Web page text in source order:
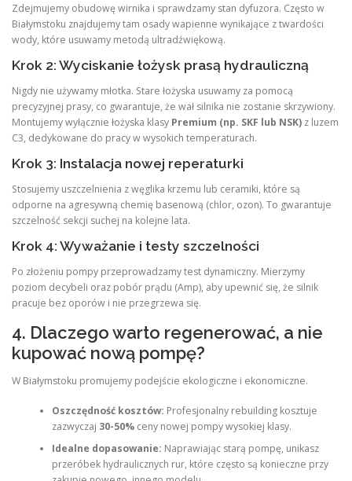
Zdejmujemy obudowę wirnika i sprawdzamy stan dyfuzora. Często w
Białymstoku znajdujemy tam osady wapienne wynikające z twardości
wody, które usuwamy metodą ultradźwiękową.
Krok 2: Wyciskanie łożysk prasą hydrauliczną
Nigdy nie używamy młotka. Stare łożyska usuwamy za pomocą
precyzyjnej prasy, co gwarantuje, że wał silnika nie zostanie skrzywiony.
Montujemy wyłącznie łożyska klasy Premium (np. SKF lub NSK) z luzem
C3, dedykowane do pracy w wysokich temperaturach.
Krok 3: Instalacja nowej reperaturki
Stosujemy uszczelnienia z węglika krzemu lub ceramiki, które są
odporne na agresywną chemię basenową (chlor, ozon). To gwarantuje
szczelność sekcji suchej na kolejne lata.
Krok 4: Wyważanie i testy szczelności
Po złożeniu pompy przeprowadzamy test dynamiczny. Mierzymy
poziom decybeli oraz pobór prądu (Amp), aby upewnić się, że silnik
pracuje bez oporów i nie przegrzewa się.
4. Dlaczego warto regenerować, a nie
kupować nową pompę?
W Białymstoku promujemy podejście ekologiczne i ekonomiczne.
Oszczędność kosztów: Profesjonalny rebuilding kosztuje
zazwyczaj 30-50%ceny nowej pompy wysokiej klasy.
Idealne dopasowanie: Naprawiając starą pompę, unikasz
przeróbek hydraulicznych rur, które często są konieczne przy